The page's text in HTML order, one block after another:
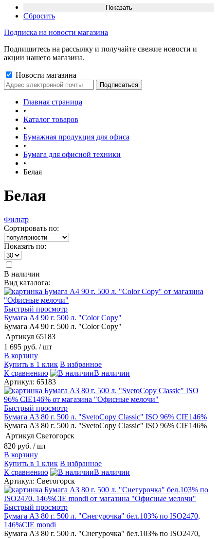
Сбросить
Подписка на новости магазина
Подпишитесь на рассылку и получайте свежие новости и
акции нашего магазина.
Новости магазина
Главная страница
•
Каталог товаров
•
Бумажная продукция для офиса
•
Бумага для офисной техники
•
Белая
Белая
Фильтр
Сортировать по:
Показать по:
В наличии
Вид каталога:
Быстрый просмотр
Бумага А4 90 г. 500 л. "Color Copy"
Бумага А4 90 г. 500 л. "Color Copy"
Артикул 65183
1 695 руб. / шт
В корзину
Купить в 1 клик В избранное
К сравнению
В наличии
Артикул: 65183
Быстрый просмотр
Бумага А3 80 г. 500 л. "SvetoCopy Classic" ISO 96% CIE146%
Бумага А3 80 г. 500 л. "SvetoCopy Classic" ISO 96% CIE146%
Артикул Светогорск
820 руб. / шт
В корзину
Купить в 1 клик В избранное
К сравнению
В наличии
Артикул: Светогорск
Быстрый просмотр
Бумага А3 80 г. 500 л. "Снегурочка" бел.103% по ISO2470,
146%CIE mondi
Бумага А3 80 г. 500 л. "Снегурочка" бел.103% по ISO2470,